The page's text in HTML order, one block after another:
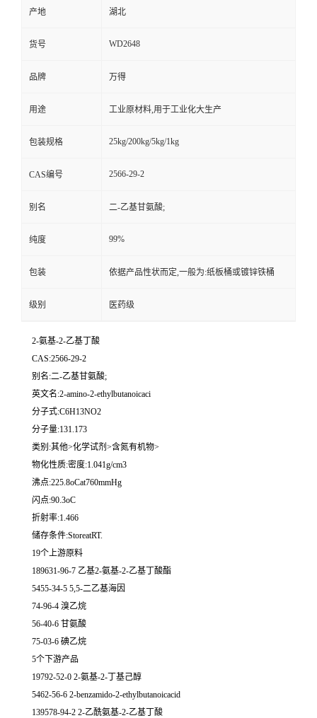
产地 湖北
货号 WD2648
品牌 万得
用途 工业原材料,用于工业化大生产
包装规格 25kg/200kg/5kg/1kg
CAS编号 2566-29-2
别名 二-乙基甘氨酸;
纯度 99%
包装 依据产品性状而定,一般为:纸板桶或镀锌铁桶
级别 医药级
2-氨基-2-乙基丁酸
CAS:2566-29-2
别名:二-乙基甘氨酸;
英文名:2-amino-2-ethylbutanoicaci
分子式:C6H13NO2
分子量:131.173
类别:其他>化学试剂>含氮有机物>
物化性质:密度:1.041g/cm3
沸点:225.8oCat760mmHg
闪点:90.3oC
折射率:1.466
储存条件:StoreatRT.
19个上游原料
189631-96-7 乙基2-氨基-2-乙基丁酸酯
5455-34-5 5,5-二乙基海因
74-96-4 溴乙烷
56-40-6 甘氨酸
75-03-6 碘乙烷
5个下游产品
19792-52-0 2-氨基-2-丁基己醇
5462-56-6 2-benzamido-2-ethylbutanoicacid
139578-94-2 2-乙酰氨基-2-乙基丁酸